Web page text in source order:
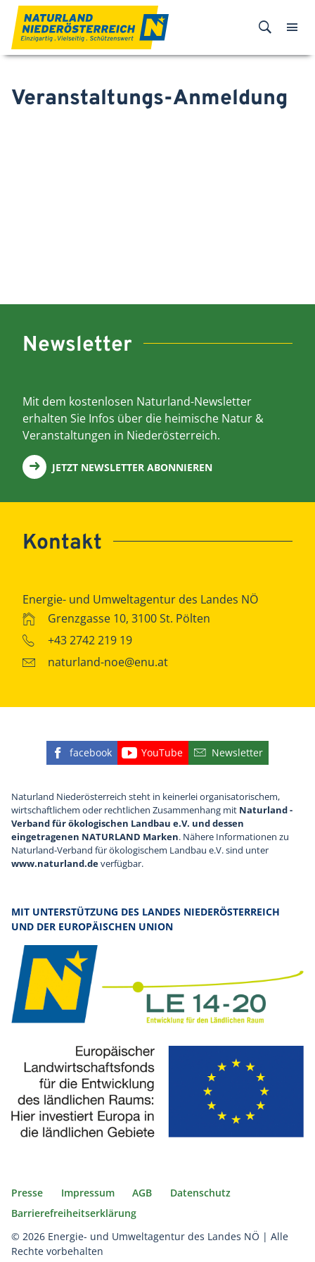
Zum Inhalt
Veranstaltungs-Anmeldung
Newsletter
Mit dem kostenlosen Naturland-Newsletter
erhalten Sie Infos über die heimische Natur &
Veranstaltungen in Niederösterreich.
JETZT NEWSLETTER ABONNIEREN
Kontakt
Energie- und Umweltagentur des Landes NÖ
Grenzgasse 10, 3100 St. Pölten
+43 2742 219 19
naturland-noe@enu.at
Finden Sie die eNu auf Facebook
facebook Besuchen Sie den
YouTube Abonnieren Sie
Newsletter
Naturland Niederösterreich steht in keinerlei organisatorischem,
wirtschaftlichem oder rechtlichen Zusammenhang mit Naturland -
Verband für ökologischen Landbau e.V. und dessen
eingetragenen NATURLAND Marken. Nähere Informationen zu
Naturland-Verband für ökologischem Landbau e.V. sind unter
www.naturland.deverfügbar.
MIT UNTERSTÜTZUNG DES LANDES NIEDERÖSTERREICH
UND DER EUROPÄISCHEN UNION
Presse Impressum AGB
Datenschutz
Barrierefreiheitserklärung
© 2026 Energie- und Umweltagentur des Landes NÖ | Alle
Rechte vorbehalten